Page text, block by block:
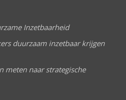
Inzetbaarheid
duurzaam inzetbaar krijgen
meten naar strategische